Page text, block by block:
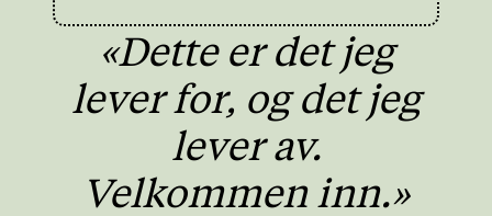
«Dette er det jeg
lever for, og det jeg
lever av.
Velkommen inn.»